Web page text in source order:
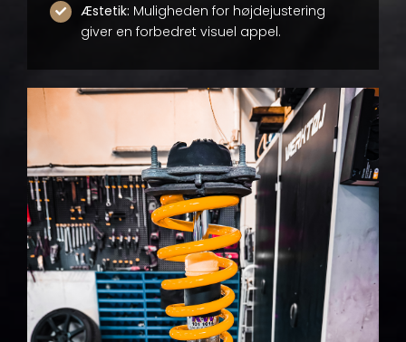
Æstetik: Muligheden for højdejustering
giver en forbedret visuel appel.